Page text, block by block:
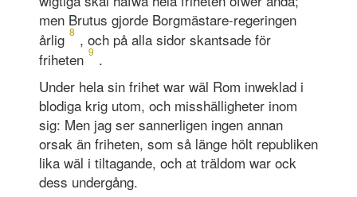
men Brutus gjorde Borgmästare-regeringen
årlig 8 , och på alla sidor skantsade för
friheten 9 .
Under hela sin frihet war wäl Rom inweklad i
blodiga krig utom, och misshälligheter inom
sig: Men jag ser sannerligen ingen annan
orsak än friheten, som så länge hölt republiken
lika wäl i tiltagande, och at träldom war ock
dess undergång.